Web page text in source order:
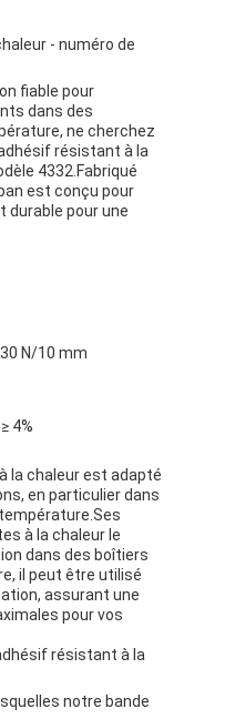
- numéro de
fiable pour
dans des
ne cherchez
résistant à la
4332.Fabriqué
est conçu pour
durable pour une
N/10 mm
4%
la chaleur est adapté
en particulier dans
à la chaleur le
dans des boîtiers
il peut être utilisé
assurant une
pour vos
résistant à la
notre bande